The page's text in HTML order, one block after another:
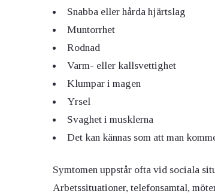
Snabba eller hårda hjärtslag
Muntorrhet
Rodnad
Varm- eller kallsvettighet
Klumpar i magen
Yrsel
Svaghet i musklerna
Det kan kännas som att man
Symtomen uppstår ofta vid sociala
Arbetssituationer, telefonsamtal,